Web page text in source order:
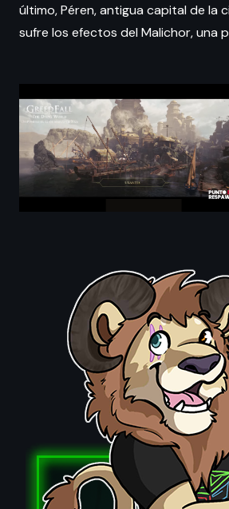
último, Péren, antigua capital de la
sufre los efectos del Malichor, una